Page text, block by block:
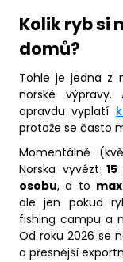
Kolik ryb si
domů?
Tohle je jedna z
norské
opravdu vyplatí
protože se často
Momentálně
Norska vyvézt
osobu, a to
ale jen pokud
fishing campu a
Od roku 2026 se
a přesnější